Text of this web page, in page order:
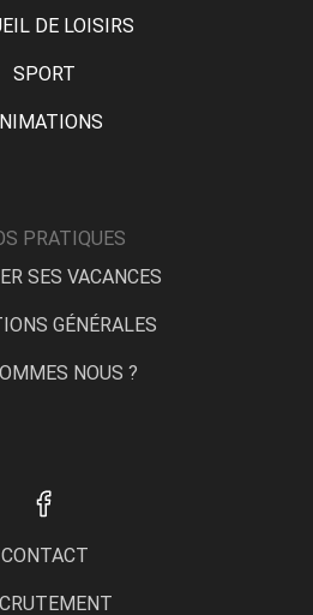
DE LOISIRS
SPORT
PRATIQUES
SES VACANCES
GÉNÉRALES
NOUS ?
CONTACT